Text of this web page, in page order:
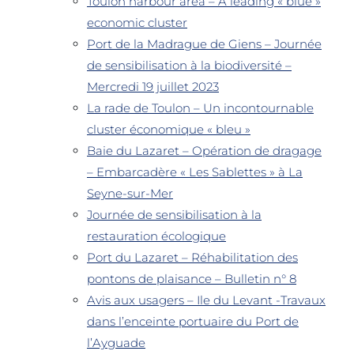
economic cluster
Port de la Madrague de Giens – Journée
de sensibilisation à la biodiversité –
Mercredi 19 juillet 2023
La rade de Toulon – Un incontournable
cluster économique « bleu »
Baie du Lazaret – Opération de dragage
– Embarcadère « Les Sablettes » à La
Seyne-sur-Mer
Journée de sensibilisation à la
restauration écologique
Port du Lazaret – Réhabilitation des
pontons de plaisance – Bulletin n° 8
Avis aux usagers – Ile du Levant -Travaux
dans l’enceinte portuaire du Port de
l’Ayguade